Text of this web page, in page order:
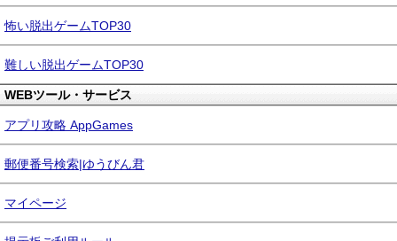
怖い脱出ゲームTOP30
難しい脱出ゲームTOP30
WEBツール・サービス
アプリ攻略 AppGames
郵便番号検索|ゆうびん君
マイページ